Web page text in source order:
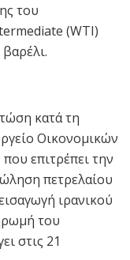
του
(WTI)
κατά τη
Οικονομικών
επιτρέπει την
πετρελαίου
ιρανικού
του
στις 21